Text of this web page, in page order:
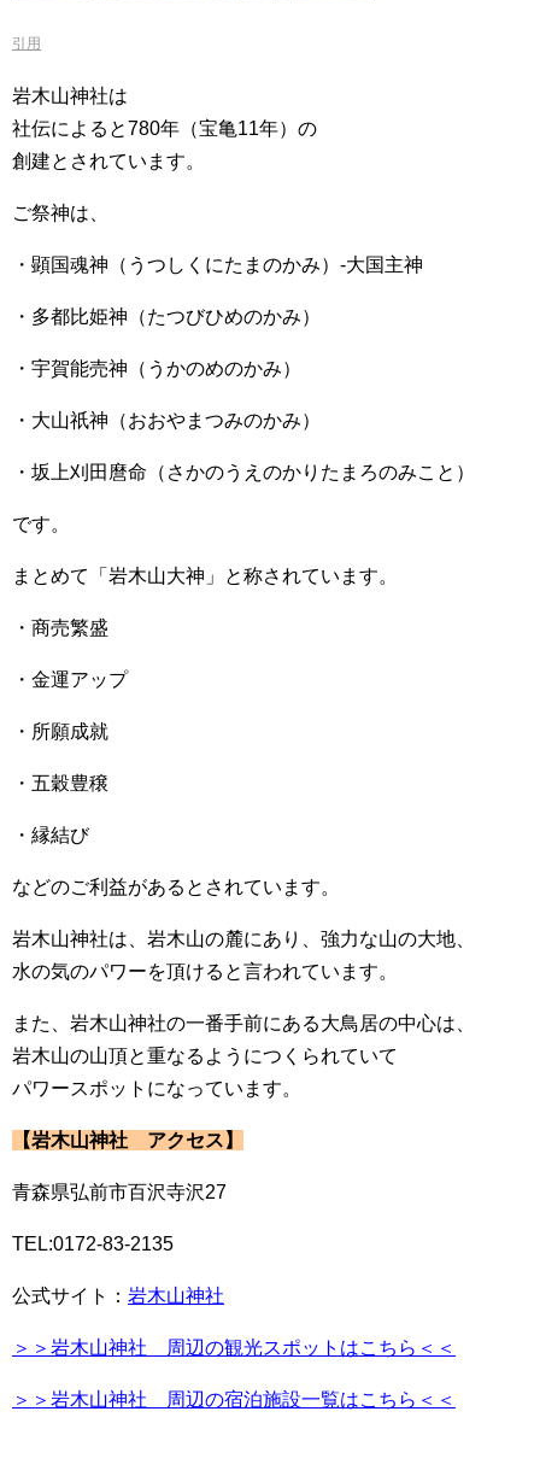
引用
岩木山神社は
社伝によると780年（宝亀11年）の
創建とされています。
ご祭神は、
・顕国魂神（うつしくにたまのかみ）-大国主神
・多都比姫神（たつびひめのかみ）
・宇賀能売神（うかのめのかみ）
・大山祇神（おおやまつみのかみ）
・坂上刈田麿命（さかのうえのかりたまろのみこと）
です。
まとめて「岩木山大神」と称されています。
・商売繁盛
・金運アップ
・所願成就
・五穀豊穣
・縁結び
などのご利益があるとされています。
岩木山神社は、岩木山の麓にあり、強力な山の大地、
水の気のパワーを頂けると言われています。
また、岩木山神社の一番手前にある大鳥居の中心は、
岩木山の山頂と重なるようにつくられていて
パワースポットになっています。
【岩木山神社 アクセス】
青森県弘前市百沢寺沢27
TEL:0172-83-2135
公式サイト： 岩木山神社
＞＞岩木山神社 周辺の観光スポットはこちら＜＜
＞＞岩木山神社 周辺の宿泊施設一覧はこちら＜＜